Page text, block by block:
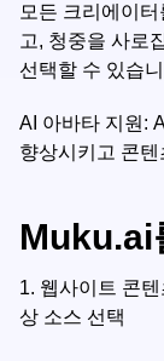
모든 크리에이
고, 청중을 사로
선택할 수 있습
AI 아바타 지원:
향상시키고 콘
Muku.ai
1. 웹사이트 콘
상 소스 선택